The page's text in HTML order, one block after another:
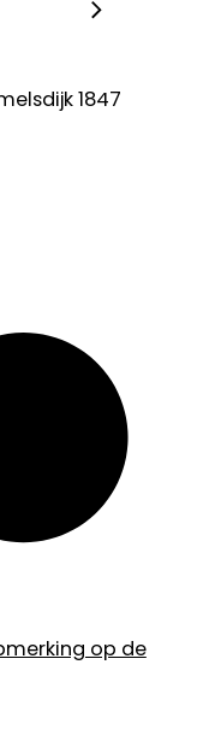
1847
op de